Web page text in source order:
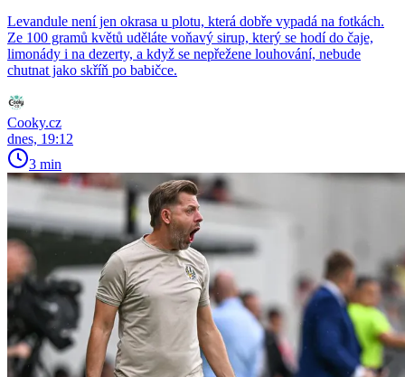
Levandule není jen okrasa u plotu, která dobře vypadá na fotkách.
Ze 100 gramů květů uděláte voňavý sirup, který se hodí do čaje,
limonády i na dezerty, a když se nepřežene louhování, nebude
chutnat jako skříň po babičce.
Cooky.cz
dnes, 19:12
3 min